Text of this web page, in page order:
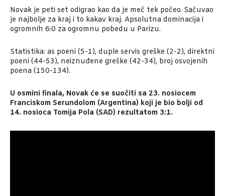
Novak je peti set odigrao kao da je meč tek počeo. Sačuvao
je najbolje za kraj i to kakav kraj. Apsolutna dominacija i
ogromnih 6:0 za ogromnu pobedu u Parizu.
Statistika: as poeni (5-1), duple servis greške (2-2), direktni
poeni (44-53), neiznuđene greške (42-34), broj osvojenih
poena (150-134).
U osmini finala, Novak će se suočiti sa 23. nosiocem
Franciskom Serundolom (Argentina) koji je bio bolji od
14. nosioca Tomija Pola (SAD) rezultatom 3:1.